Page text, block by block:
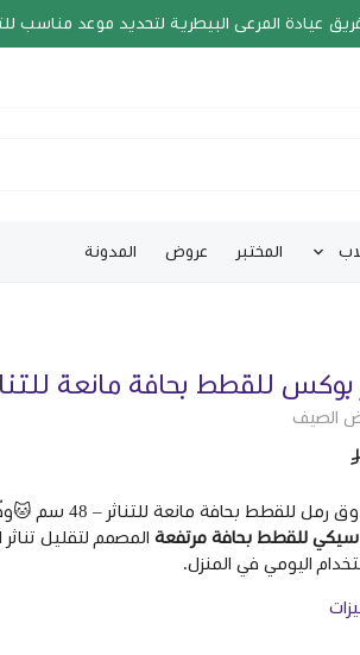
عيادة المرعى البيطرية لتحديد موعد مناسب
المختبر عروض المدونة
بوكس للقطط بحافة مانعة للتناثر –
الصيف
للقطط بحافة مانعة للتناثر – 48 سم 🐱وفّر لقطتك مكانًا مريحًا ونظيفًا لقضاء حاجتها مع
للقطط بحافة مرتفعة المصمم لتقليل
اليومي في المنزل.